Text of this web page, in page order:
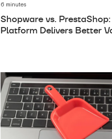
6 minutes
Shopware vs.
Platform Delivers Better